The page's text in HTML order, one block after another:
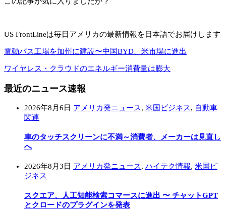
US FrontLineは毎日アメリカの最新情報を日本語でお届けします
電動バス工場を加州に建設〜中国BYD、米市場に進出
ワイヤレス・クラウドのエネルギー消費量は膨大
最近のニュース速報
2026年8月6日 アメリカ発ニュース, 米国ビジネス, 自動車
関連
車のタッチスクリーンに不満～消費者、メーカーは見直し
へ
2026年8月3日 アメリカ発ニュース, ハイテク情報, 米国ビ
ジネス
スクエア、人工知能検索コマースに進出 〜 チャットGPT
とクロードのプラグインを発表